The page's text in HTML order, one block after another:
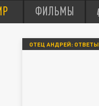
ФИЛЬМЫ
ОТЕЦ АНДРЕЙ: ОТВЕТЫ